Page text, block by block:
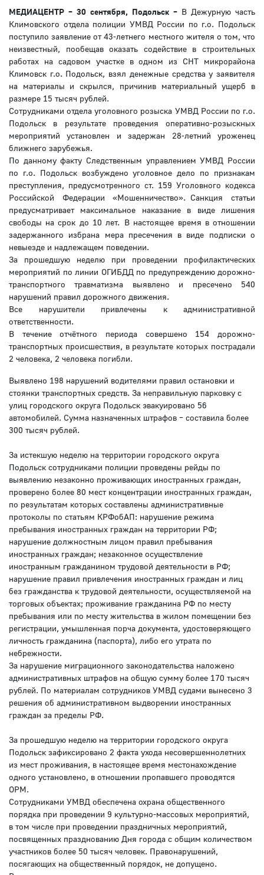
МЕДИАЦЕНТР – 30 сентября, Подольск – В Дежурную часть
Климовского отдела полиции УМВД России по г.о. Подольск
поступило заявление от 43-летнего местного жителя о том, что
неизвестный, пообещав оказать содействие в строительных
работах на садовом участке в одном из СНТ микрорайона
Климовск г.о. Подольск, взял денежные средства у заявителя
на материалы и скрылся, причинив материальный ущерб в
размере 15 тысяч рублей.
Сотрудниками отдела уголовного розыска УМВД России по г.о.
Подольск в результате проведения оперативно-розыскных
мероприятий установлен и задержан 28-летний уроженец
ближнего зарубежья.
По данному факту Следственным управлением УМВД России
по г.о. Подольск возбуждено уголовное дело по признакам
преступления, предусмотренного ст. 159 Уголовного кодекса
Российской Федерации «Мошенничество». Санкция статьи
предусматривает максимальное наказание в виде лишения
свободы на срок до 10 лет. В настоящее время в отношении
задержанного избрана мера пресечения в виде подписки о
невыезде и надлежащем поведении.
За прошедшую неделю при проведении профилактических
мероприятий по линии ОГИБДД по предупреждению дорожно-
транспортного травматизма выявлено и пресечено 540
нарушений правил дорожного движения.
Все нарушители привлечены к административной
ответственности.
В течение отчётного периода совершено 154 дорожно-
транспортных происшествия, в результате которых пострадали
2 человека, 2 человека погибли.
Выявлено 198 нарушений водителями правил остановки и
стоянки транспортных средств. За неправильную парковку с
улиц городского округа Подольск эвакуировано 56
автомобилей. Сумма назначенных штрафов – составила более
300 тысяч рублей.
За истекшую неделю на территории городского округа
Подольск сотрудниками полиции проведены рейды по
выявлению незаконно проживающих иностранных граждан,
проверено более 80 мест концентрации иностранных граждан,
по результатам которых составлены административные
протоколы по статьям КРФобАП: нарушение режима
пребывания иностранных граждан на территории РФ;
нарушение должностным лицом правил пребывания
иностранных граждан; незаконное осуществление
иностранным гражданином трудовой деятельности в РФ;
нарушение правил привлечения иностранных граждан и лиц
без гражданства к трудовой деятельности, осуществляемой на
торговых объектах; проживание гражданина РФ по месту
пребывания или по месту жительства в жилом помещении без
регистрации, умышленная порча документа, удостоверяющего
личность гражданина (паспорта), либо его утрата по
небрежности.
За нарушение миграционного законодательства наложено
административных штрафов на общую сумму более 170 тысяч
рублей. По материалам сотрудников УМВД судами вынесено 3
решения об административном выдворении иностранных
граждан за пределы РФ.
За прошедшую неделю на территории городского округа
Подольск зафиксировано 2 факта ухода несовершеннолетних
из мест проживания, в настоящее время местонахождение
одного установлено, в отношении пропавшего проводятся
ОРМ.
Сотрудниками УМВД обеспечена охрана общественного
порядка при проведении 9 культурно-массовых мероприятий,
в том числе при проведении праздничных мероприятий,
посвященных празднованию Дня города с общим количеством
участников более 50 тысяч человек. Правонарушений,
посягающих на общественный порядок, не допущено.